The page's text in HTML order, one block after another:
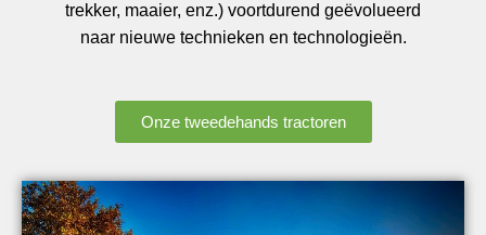
trekker, maaier, enz.) voortdurend geëvolueerd
naar nieuwe technieken en technologieën.
Onze tweedehands tractoren